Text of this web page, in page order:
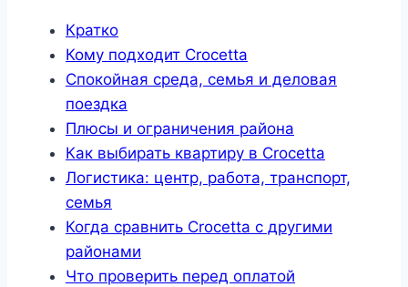
Кратко
Кому подходит Crocetta
Спокойная среда, семья и деловая
поездка
Плюсы и ограничения района
Как выбирать квартиру в Crocetta
Логистика: центр, работа, транспорт,
семья
Когда сравнить Crocetta с другими
районами
Что проверить перед оплатой